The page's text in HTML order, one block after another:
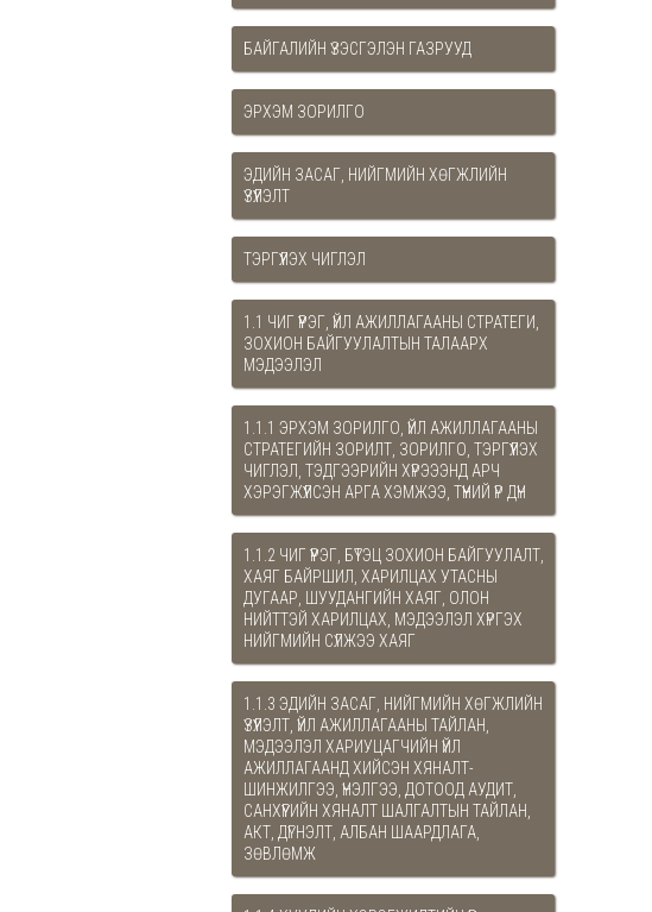
БАЙГАЛИЙН ҮЗЭСГЭЛЭН ГАЗРУУД
ЭРХЭМ ЗОРИЛГО
ЭДИЙН ЗАСАГ, НИЙГМИЙН ХӨГЖЛИЙН
ҮЗҮҮЛЭЛТ
ТЭРГҮҮЛЭХ ЧИГЛЭЛ
1.1 ЧИГ ҮҮРЭГ, ҮЙЛ АЖИЛЛАГААНЫ СТРАТЕГИ,
ЗОХИОН БАЙГУУЛАЛТЫН ТАЛААРХ
МЭДЭЭЛЭЛ
1.1.1 ЭРХЭМ ЗОРИЛГО, ҮЙЛ АЖИЛЛАГААНЫ
СТРАТЕГИЙН ЗОРИЛТ, ЗОРИЛГО, ТЭРГҮҮЛЭХ
ЧИГЛЭЛ, ТЭДГЭЭРИЙН ХҮРЭЭЭНД АРЧ
ХЭРЭГЖҮҮЛСЭН АРГА ХЭМЖЭЭ, ТҮҮНИЙ ҮР ДҮН
1.1.2 ЧИГ ҮҮРЭГ, БҮТЭЦ ЗОХИОН БАЙГУУЛАЛТ,
ХАЯГ БАЙРШИЛ, ХАРИЛЦАХ УТАСНЫ
ДУГААР, ШУУДАНГИЙН ХАЯГ, ОЛОН
НИЙТТЭЙ ХАРИЛЦАХ, МЭДЭЭЛЭЛ ХҮРГЭХ
НИЙГМИЙН СҮЛЖЭЭ ХАЯГ
1.1.3 ЭДИЙН ЗАСАГ, НИЙГМИЙН ХӨГЖЛИЙН
ҮЗҮҮЛЭЛТ, ҮЙЛ АЖИЛЛАГААНЫ ТАЙЛАН,
МЭДЭЭЛЭЛ ХАРИУЦАГЧИЙН ҮЙЛ
АЖИЛЛАГААНД ХИЙСЭН ХЯНАЛТ-
ШИНЖИЛГЭЭ, ҮНЭЛГЭЭ, ДОТООД АУДИТ,
САНХҮҮГИЙН ХЯНАЛТ ШАЛГАЛТЫН ТАЙЛАН,
АКТ, ДҮГНЭЛТ, АЛБАН ШААРДЛАГА,
ЗӨВЛӨМЖ